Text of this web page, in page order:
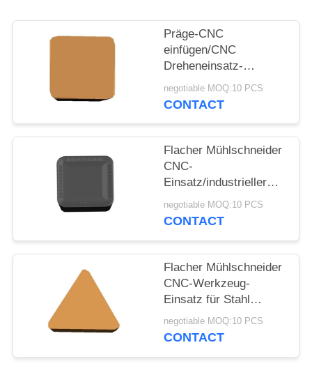
SITEMAP
POLICY
Präge-CNC
einfügen/CNC
Dreheneinsatz-
schnelles
Hochleistungs-Mahlen
negotiable MOQ:10 PCS
CONTACT
Flacher Mühlschneider
CNC-
Einsatz/industrieller
CNC, der Einsatz-hohe
Genauigkeit fugt
negotiable MOQ:10 PCS
CONTACT
Flacher Mühlschneider
CNC-Werkzeug-
Einsatz für Stahl
Plastik des Aluminium-
7075
negotiable MOQ:10 PCS
CONTACT